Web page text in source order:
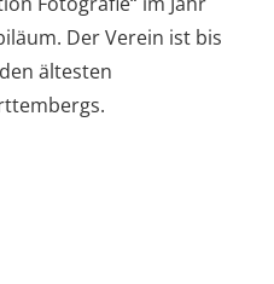
Der Verein ist bis
ältesten